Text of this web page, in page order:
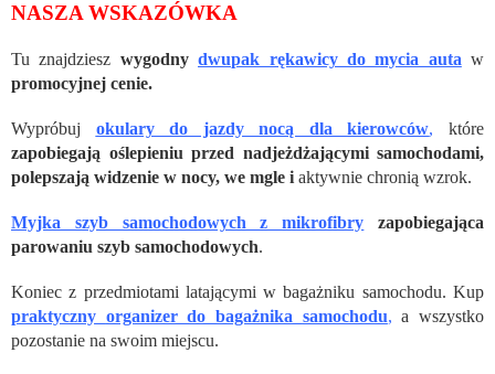
NASZA WSKAZÓWKA
Tu znajdziesz wygodny dwupak rękawicy do mycia auta w
promocyjnej cenie.
Wypróbuj okulary do jazdy nocą dla kierowców, które
zapobiegają oślepieniu przed nadjeżdżającymi samochodami,
polepszają widzenie w nocy, we mgle i aktywnie chronią wzrok.
Myjka szyb samochodowych z mikrofibry
zapobiegająca
parowaniu szyb samochodowych.
Koniec z przedmiotami latającymi w bagażniku samochodu. Kup
praktyczny organizer do bagażnika samochodu, a wszystko
pozostanie na swoim miejscu.